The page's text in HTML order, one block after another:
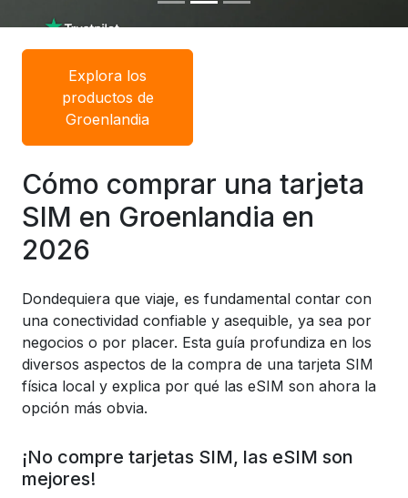
Explora los
productos de
Groenlandia
Cómo comprar una tarjeta
SIM en Groenlandia en
2026
Dondequiera que viaje, es fundamental contar con
una conectividad confiable y asequible, ya sea por
negocios o por placer. Esta guía profundiza en los
diversos aspectos de la compra de una tarjeta SIM
física local y explica por qué las eSIM son ahora la
opción más obvia.
¡No compre tarjetas SIM, las eSIM son
mejores!